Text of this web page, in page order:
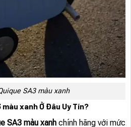
SA3 màu xanh
xanh Ở Đâu Uy Tín?
SA3 màu xanh chính hãng với mức